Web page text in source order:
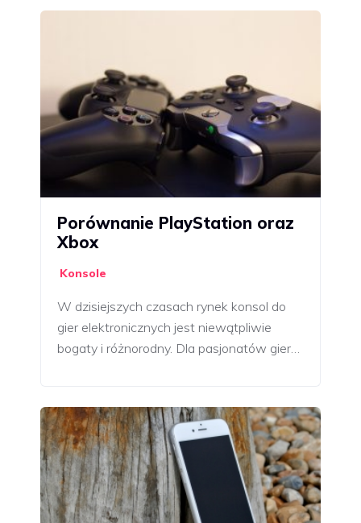
Porównanie PlayStation oraz
Xbox
Konsole
W dzisiejszych czasach rynek konsol do
gier elektronicznych jest niewątpliwie
bogaty i różnorodny. Dla pasjonatów gier…